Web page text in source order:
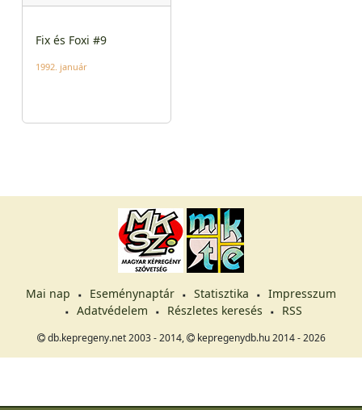
Fix és Foxi #9
1992. január
Mai nap Eseménynaptár Statisztika
Impresszum
Adatvédelem
Részletes keresés RSS
db.kepregeny.net 2003 - 2014, kepregenydb.hu 2014 - 2026